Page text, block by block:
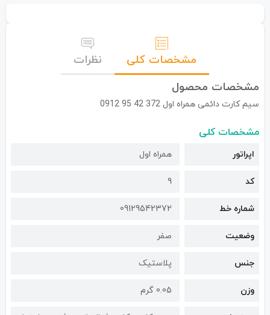
مشخصات کلی
نظرات
مشخصات محصول
سیم کارت دائمی همراه اول 372 42 95 0912
مشخصات کلی
اپراتور همراه اول
کد 9
شماره خط 09129542372
وضعیت صفر
جنس پلاستیک
وزن 0.05 گرم